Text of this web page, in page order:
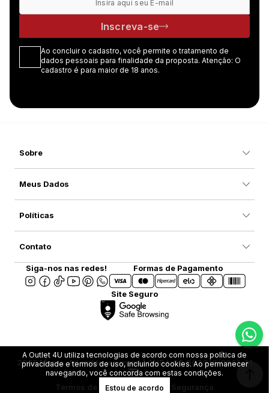
Inscreva-se
Ao concluir o cadastro, você permite o tratamento de
dados pessoais para finalidade da proposta. Atenção: O
cadastro é para maior de 18 anos.
Sobre
Meus Dados
Políticas
Contato
Siga-nos nas redes! Formas de Pagamento
Site Seguro
2025 Marca. All rights reserved | CNPJ: 08.907.916/0001-31
Termos de UsoPrivacidade e Segurança
A Outlet 4U utiliza tecnologias de acordo com nossa política de
privacidade e termos de uso, incluindo cookies. Ao permanecer
navegando, você concorda com estas condições.
Estou de acordo